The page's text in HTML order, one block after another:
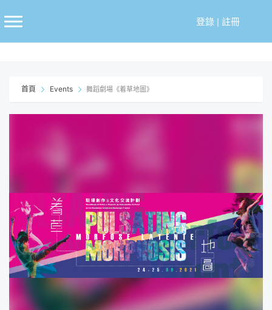
至
登錄| 註冊
首頁 Events 舞蹈劇場《着草地圖》